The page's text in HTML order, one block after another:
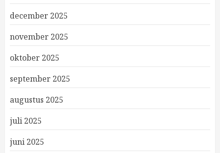
december 2025
november 2025
oktober 2025
september 2025
augustus 2025
juli 2025
juni 2025